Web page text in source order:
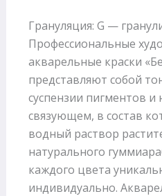
Грануляция: G —
Профессиональные
акварельные краски
представляют собой
суспензии пигментов и
связующем, в состав
водный раствор
натурального
каждого цвета
индивидуально.